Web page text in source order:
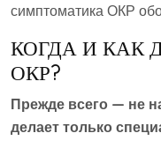
симптоматика ОКР
КОГДА И КАК
ОКР?
Прежде всего — не
делает только